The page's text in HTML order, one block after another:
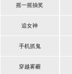
摇一摇抽奖
追女神
手机抓鬼
穿越雾霾